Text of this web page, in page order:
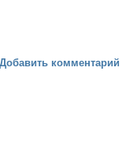
словам
Добавить комментарий